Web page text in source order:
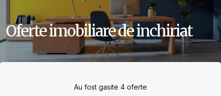
Oferte imobiliare de inchiriat
Au fost gasite 4 oferte